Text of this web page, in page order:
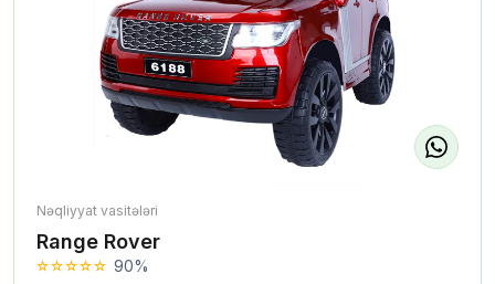
Nəqliyyat vasitələri
Range Rover
90%